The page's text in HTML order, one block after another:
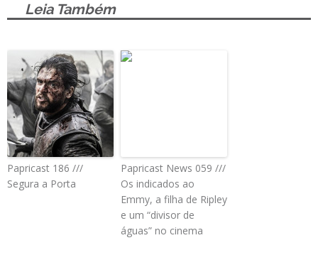
Leia Também
Papricast 186 ///
Segura a Porta
Papricast News 059 ///
Os indicados ao
Emmy, a filha de Ripley
e um “divisor de
águas” no cinema